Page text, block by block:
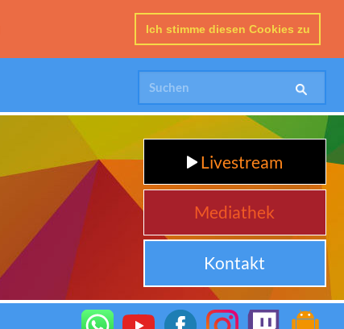
Ich stimme diesen Cookies zu
Livestream
Mediathek
Kontakt